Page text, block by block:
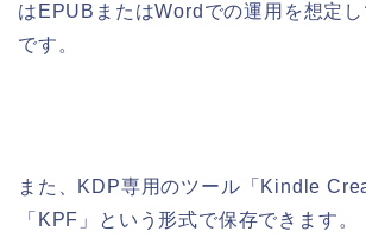
はEPUBまたはWordでの運用を想定
です。
また、KDP専用のツール「Kindle
「KPF」という形式で保存できます。